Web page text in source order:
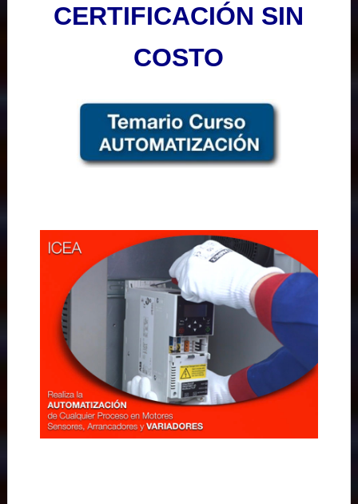
CERTIFICACIÓN SIN
COSTO